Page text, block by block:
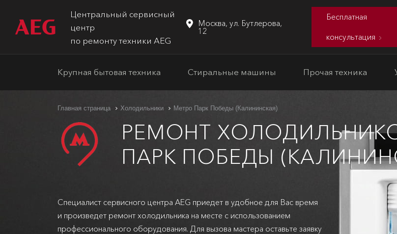
Центральный сервисный
центр
по ремонту техники AEG
Москва, ул. Бутлерова,
12
Бесплатная
консультация
Крупная бытовая техника Стиральные машины Прочая техника
Главная страница Холодильники Метро Парк Победы (Калининская)
РЕМОНТ
ПАРК ПОБЕДЫ
Специалист сервисного центра AEG приедет в удобное для Вас время
и произведет ремонт холодильника на месте с использованием
профессионального оборудования. Для вызова мастера оставьте заявку